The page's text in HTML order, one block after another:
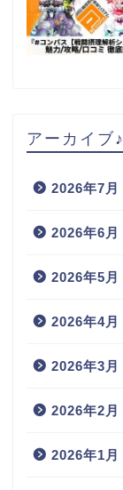
アーカイブ♪
2026年7月
2026年6月
2026年5月
2026年4月
2026年3月
2026年2月
2026年1月